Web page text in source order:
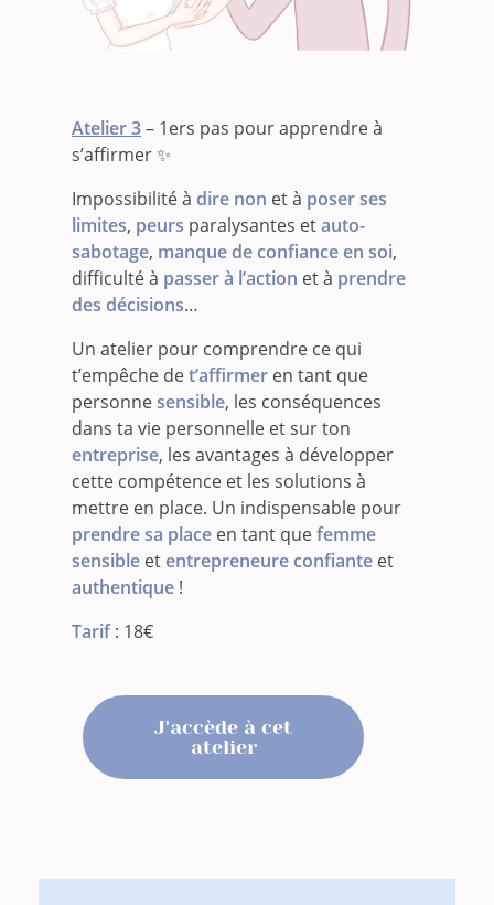
Atelier3– 1ers pas pour apprendre à
s’affirmer ✨
Impossibilité à dire non et à poser ses
limites, peurs paralysantes etauto-
sabotage, manque de confiance en soi,
difficulté à passer à l’action et à prendre
des décisions…
Un atelier pour comprendre ce qui
t’empêche det’affirmer en tant que
personnesensible, les conséquences
dans ta vie personnelle et sur ton
entreprise, les avantages à développer
cette compétence et les solutions à
mettre en place. Un indispensable pour
prendre sa place en tant quefemme
sensible etentrepreneure confiante et
authentique !
Tarif: 18€
J'accède à cet
atelier